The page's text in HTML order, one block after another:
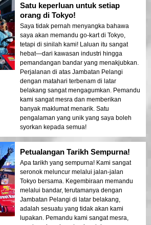
sepanjang perjalanan, memastikan kami
mempunyai banyak foto hebat untuk
mengingati pengembaraan epik ini. Saya
sangat berseronok, dan ia pasti salah satu
sorotan waktu saya di Tokyo. Jika anda
mencari pengembaraan yang menarik dan
unik, inilah dia. Saya sangat
mengesyorkan pengalaman ini kepada
semua orang yang datang ke Tokyo.
Jangan lepaskan peluang yang tidak dapat
dilupakan ini!
Satu keperluan untuk setiap
orang di Tokyo!
Saya tidak pernah menyangka bahawa
saya akan memandu go-kart di Tokyo,
tetapi di sinilah kami! Laluan itu sangat
hebat—dari kawasan industri hingga
pemandangan bandar yang menakjubkan.
Perjalanan di atas Jambatan Pelangi
dengan matahari terbenam di latar
belakang sangat mengagumkan. Pemandu
kami sangat mesra dan memberikan
banyak maklumat menarik. Satu
pengalaman yang unik yang saya boleh
syorkan kepada semua!
Petualangan Tarikh Sempurna!
Apa tarikh yang sempurna! Kami sangat
seronok meluncur melalui jalan-jalan
Tokyo bersama. Kegembiraan memandu
melalui bandar, terutamanya dengan
Jambatan Pelangi di latar belakang,
adalah sesuatu yang tidak akan kami
lupakan. Pemandu kami sangat mesra,